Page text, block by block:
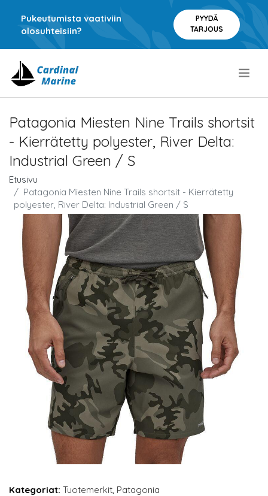
Pukeutumista vaativiin
olosuhteisiin?
PYYDÄ
TARJOUS
Patagonia Miesten Nine Trails shortsit
- Kierrätetty polyester, River Delta:
Industrial Green / S
Etusivu
Patagonia Miesten Nine Trails shortsit - Kierrätetty
polyester, River Delta: Industrial Green / S
Kategoriat: Tuotemerkit, Patagonia